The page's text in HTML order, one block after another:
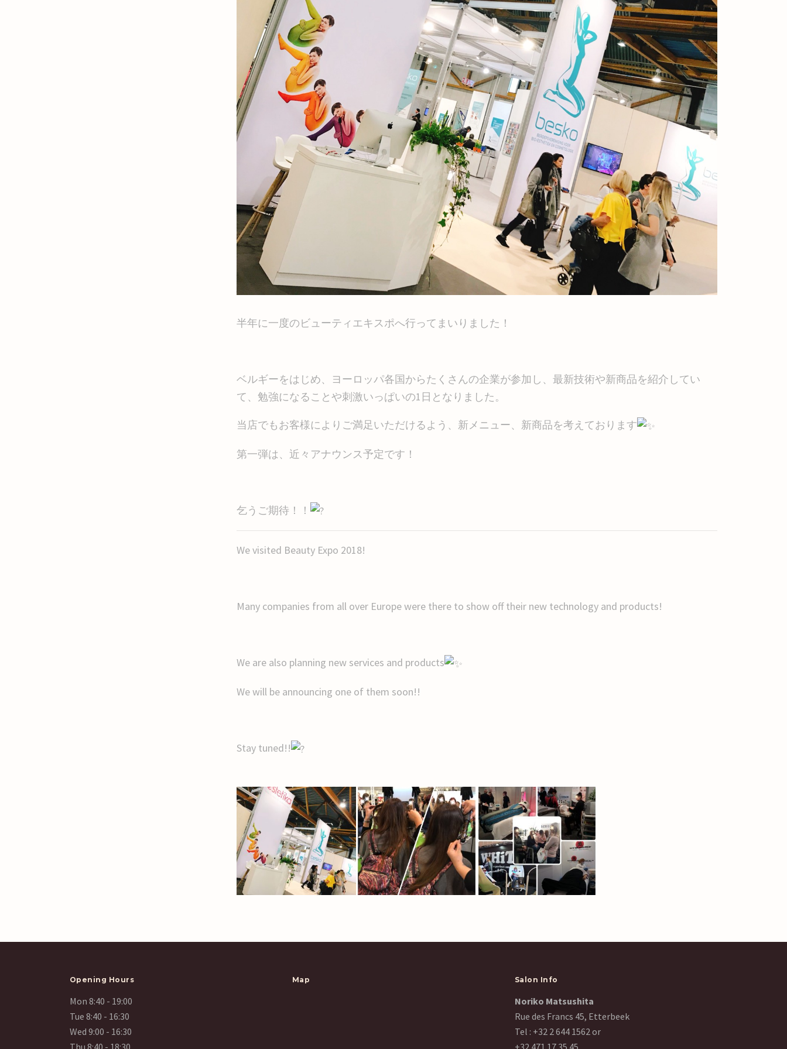
半年に一度のビューティエキスポへ行ってまいりました！
ベルギーをはじめ、ヨーロッパ各国からたくさんの企業が参加し、 最新技術や新商品を紹介してい
て、 勉強になることや刺激いっぱいの1日となりました。
当店でもお客様によりご満足いただけるよう、新メニュー、 新商品を考えております
第一弾は、近々アナウンス予定です！
乞うご期待！！
We visited Beauty Expo 2018!
Many companies from all over Europe were there to show off their new technology and products!
We are also planning new services and products
We will be announcing one of them soon!!
Stay tuned!!
Opening Hours
Mon 8:40 - 19:00
Tue 8:40 - 16:30
Wed 9:00 - 16:30
Thu 8:40 - 18:30
Map Salon Info
Noriko Matsushita
Rue des Francs 45, Etterbeek
Tel : +32 2 644 1562 or
+32 471 17 35 45